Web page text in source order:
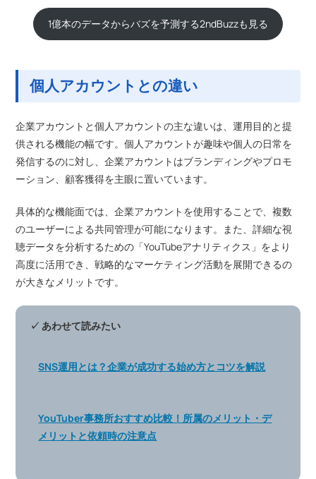
1億本のデータからバズを予測する2ndBuzzも見る
個人アカウントとの違い
企業アカウントと個人アカウントの主な違いは、運用目的と提
供される機能の幅です。個人アカウントが趣味や個人の日常を
発信するのに対し、企業アカウントはブランディングやプロモ
ーション、顧客獲得を主眼に置いています。
具体的な機能面では、企業アカウントを使用することで、複数
のユーザーによる共同管理が可能になります。また、詳細な視
聴データを分析するための「YouTubeアナリティクス」をより
高度に活用でき、戦略的なマーケティング活動を展開できるの
が大きなメリットです。
✓ あわせて読みたい
SNS運用とは？企業が成功する始め方とコツを解説
YouTuber事務所おすすめ比較！所属のメリット・デ
メリットと依頼時の注意点